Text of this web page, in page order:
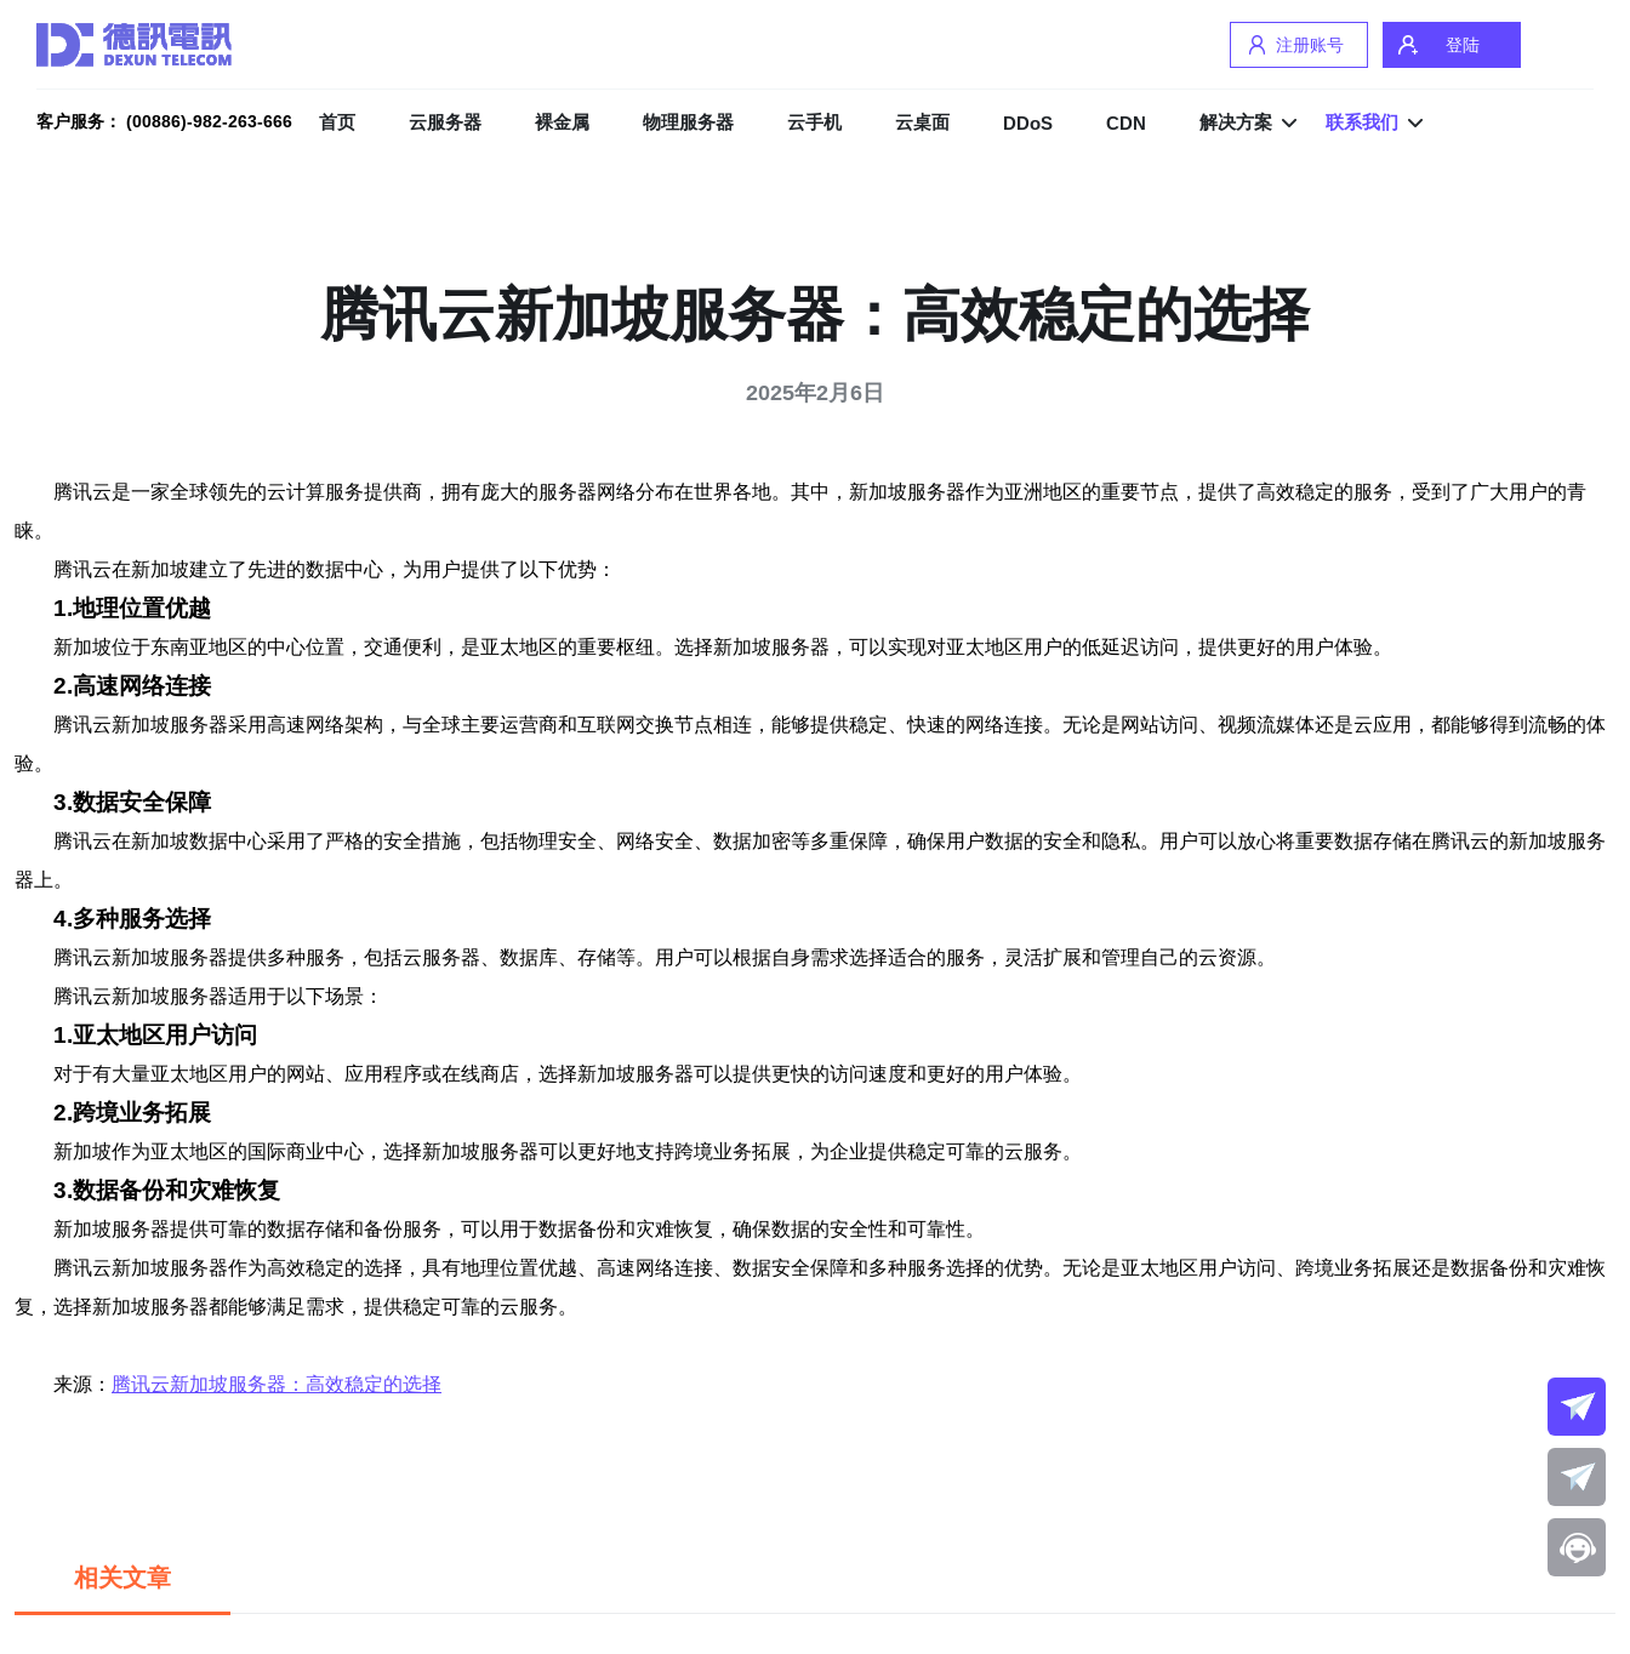
注册账号 登陆
客户服务： (00886)-982-263-666 首页 云服务器 裸金属 物理服务器 云手机 云桌面 DDoS CDN 解决方案 联系我们
腾讯云新加坡服务器：高效稳定的选择
2025年2月6日
腾讯云是一家全球领先的云计算服务提供商，拥有庞大的服务器网络分布在世界各地。其中，新加坡服务器作为亚洲地区的重要节点，提供了高效稳定的服务，受到了广大用户的青
睐。
腾讯云在新加坡建立了先进的数据中心，为用户提供了以下优势：
1.地理位置优越
新加坡位于东南亚地区的中心位置，交通便利，是亚太地区的重要枢纽。选择新加坡服务器，可以实现对亚太地区用户的低延迟访问，提供更好的用户体验。
2.高速网络连接
腾讯云新加坡服务器采用高速网络架构，与全球主要运营商和互联网交换节点相连，能够提供稳定、快速的网络连接。无论是网站访问、视频流媒体还是云应用，都能够得到流畅的体
验。
3.数据安全保障
腾讯云在新加坡数据中心采用了严格的安全措施，包括物理安全、网络安全、数据加密等多重保障，确保用户数据的安全和隐私。用户可以放心将重要数据存储在腾讯云的新加坡服务
器上。
4.多种服务选择
腾讯云新加坡服务器提供多种服务，包括云服务器、数据库、存储等。用户可以根据自身需求选择适合的服务，灵活扩展和管理自己的云资源。
腾讯云新加坡服务器适用于以下场景：
1.亚太地区用户访问
对于有大量亚太地区用户的网站、应用程序或在线商店，选择新加坡服务器可以提供更快的访问速度和更好的用户体验。
2.跨境业务拓展
新加坡作为亚太地区的国际商业中心，选择新加坡服务器可以更好地支持跨境业务拓展，为企业提供稳定可靠的云服务。
3.数据备份和灾难恢复
新加坡服务器提供可靠的数据存储和备份服务，可以用于数据备份和灾难恢复，确保数据的安全性和可靠性。
腾讯云新加坡服务器作为高效稳定的选择，具有地理位置优越、高速网络连接、数据安全保障和多种服务选择的优势。无论是亚太地区用户访问、跨境业务拓展还是数据备份和灾难恢
复，选择新加坡服务器都能够满足需求，提供稳定可靠的云服务。
来源： 腾讯云新加坡服务器：高效稳定的选择
相关文章